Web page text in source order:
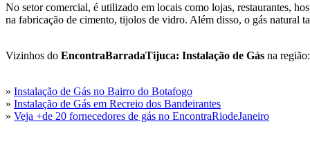
No setor comercial, é utilizado em locais como lojas, restaurantes,
na fabricação de cimento, tijolos de vidro. Além disso, o gás natural
Vizinhos do EncontraBarradaTijuca: Instalação de Gás na região:
» Instalação de Gás no Bairro do Botafogo
» Instalação de Gás em Recreio dos Bandeirantes
» Veja +de 20 fornecedores de gás no EncontraRiodeJaneiro